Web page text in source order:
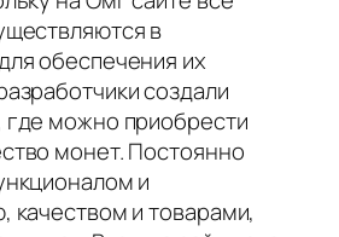
в
обеспечения их
создали
можно приобрести
монет. Постоянно
и
качеством и товарами,